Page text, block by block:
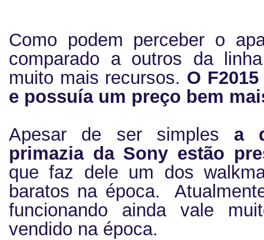
Como podem perceber o
comparado a outros da
muito mais recursos. O
e possuía um preço bem
Apesar de ser simples a
primazia da Sony estão
que faz dele um dos
baratos na época.
funcionando ainda vale
vendido na época.